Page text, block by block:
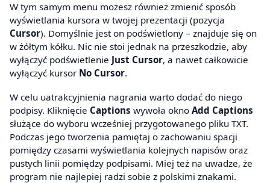
W tym samym menu możesz również zmienić sposób
wyświetlania kursora w twojej prezentacji (pozycja
Cursor). Domyślnie jest on podświetlony – znajduje się on
w żółtym kółku. Nic nie stoi jednak na przeszkodzie, aby
wyłączyć podświetlenie Just Cursor, a nawet całkowicie
wyłączyć kursor No Cursor.
W celu uatrakcyjnienia nagrania warto dodać do niego
podpisy. Kliknięcie Captions wywoła okno Add Captions
służące do wyboru wcześniej przygotowanego pliku TXT.
Podczas jego tworzenia pamiętaj o zachowaniu spacji
pomiędzy czasami wyświetlania kolejnych napisów oraz
pustych linii pomiędzy podpisami. Miej też na uwadze, że
program nie najlepiej radzi sobie z polskimi znakami.